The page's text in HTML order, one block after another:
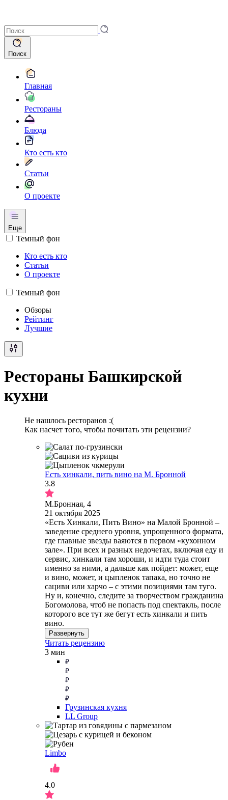
Поиск
Главная
Рестораны
Блюда
Кто есть кто
Статьи
О проекте
Еще
Темный фон
Кто есть кто
Статьи
О проекте
Темный фон
Обзоры
Рейтинг
Лучшие
Рестораны Башкирской
кухни
Не нашлось ресторанов :(
Как насчет того, чтобы почитать эти рецензии?
Есть хинкали, пить вино на М. Бронной
3.8
М.Бронная, 4
21 октября 2025
«Есть Хинкали, Пить Вино» на Малой Бронной –
заведение среднего уровня, упрощенного формата,
где главные звезды ваяются в первом «кухонном
зале». При всех и разных недочетах, включая еду и
сервис, хинкали там хороши, и идти туда стоит
именно за ними, а дальше как пойдет: может, еще
и вино, может, и цыпленок тапака, но точно не
сациви или харчо – с этими позициями там туго.
Ну и, конечно, следите за творчеством гражданина
Богомолова, чтоб не попасть под спектакль, после
которого все тут же бегут есть хинкали и пить
вино.
Развернуть
Читать рецензию
3 мин
Грузинская кухня
LL Group
Limbo
4.0